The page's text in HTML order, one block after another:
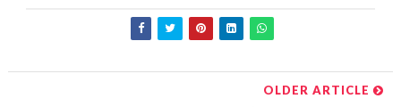
OLDER ARTICLE